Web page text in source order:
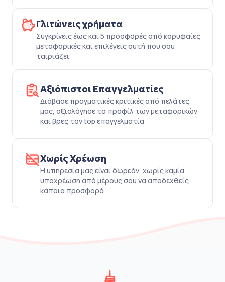
Γλιτώνεις χρήματα
Συγκρίνεις έως και 5 προσφορές από κορυφαίες
μεταφορικές και επιλέγεις αυτή που σου
ταιριάζει
Αξιόπιστοι Επαγγελματίες
Διάβασε πραγματικές κριτικές από πελάτες
μας, αξιολόγησε τα προφίλ των μεταφορικών
και βρες τον top επαγγελματία
Χωρίς Χρέωση
Η υπηρεσία μας είναι δωρεάν, χωρίς καμία
υποχρέωση από μέρους σου να αποδεχθείς
κάποια προσφορά